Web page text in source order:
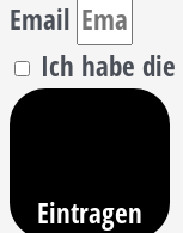
Email
Ich habe die
Eintragen